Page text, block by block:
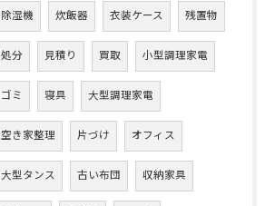
除湿機 炊飯器 衣装ケース 残置物
処分 見積り 買取 小型調理家電
ゴミ 寝具 大型調理家電
空き家整理 片づけ オフィス
大型タンス 古い布団 収納家具